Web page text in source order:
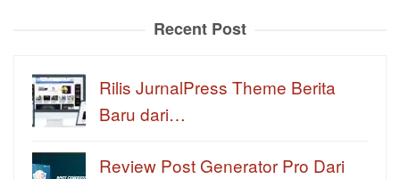
Recent Post
Rilis JurnalPress Theme Berita
Baru dari…
Review Post Generator Pro Dari